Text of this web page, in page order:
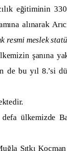
eğitiminin
alınarak
resmi meslek
şanına
de bu yıl 8.’si
defa ülkemizde
Sıtkı